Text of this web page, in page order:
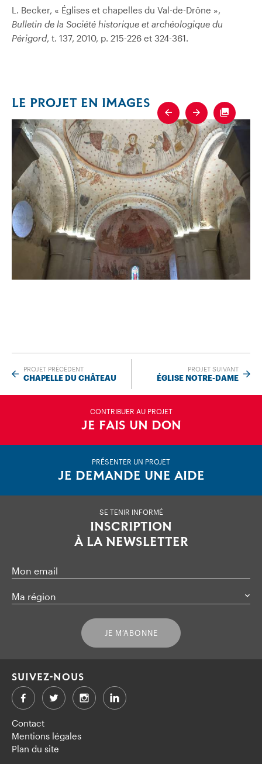
L. Becker, « Églises et chapelles du Val-de-Drône »,
Bulletin de la Société historique et archéologique du
Périgord, t. 137, 2010, p. 215-226 et 324-361.
LE PROJET EN IMAGES
Previous
Next
PROJET PRÉCÉDENT
CHAPELLE DU CHÂTEAU
PROJET SUIVANT
ÉGLISE NOTRE-DAME
CONTRIBUER AU PROJET
JE FAIS UN DON
PRÉSENTER UN PROJET
JE DEMANDE UNE AIDE
SE TENIR INFORMÉ
INSCRIPTION
À LA NEWSLETTER
Mon email
Ma région
JE M’ABONNE
Contact
Mentions légales
Plan du site
SUIVEZ-NOUS
FacebookTwitter LinkedIn